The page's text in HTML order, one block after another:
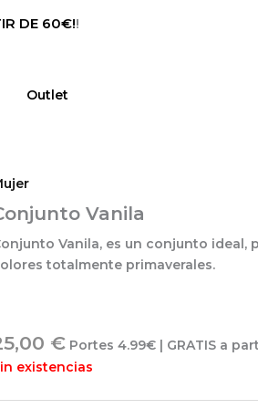
DE 60€!!
Outlet
Vanila
Vanila, es un conjunto ideal,
totalmente primaverales.
€ Portes 4.99€ | GRATIS a
existencias